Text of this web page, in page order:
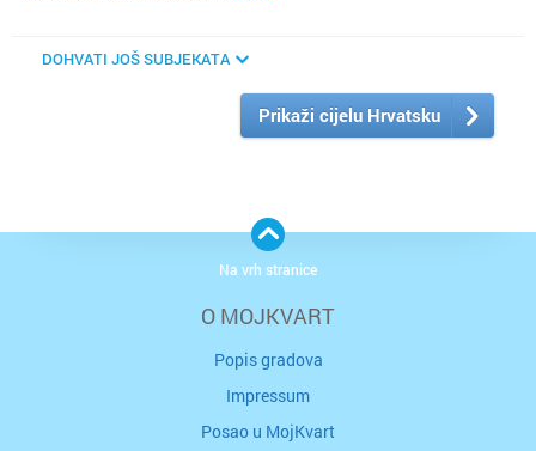
DOHVATI JOŠ SUBJEKATA
Prikaži cijelu Hrvatsku
O MOJKVART
Popis gradova
Impressum
Posao u MojKvart
Na vrh stranice